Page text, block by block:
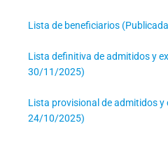
Lista de beneficiarios
Lista definitiva de admitidos y
30/11/2025)
Lista provisional de admitidos y
24/10/2025)